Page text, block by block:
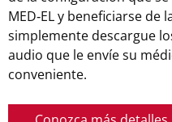
MED‑EL y beneficiarse
simplemente descargue
audio que le envíe su
conveniente.